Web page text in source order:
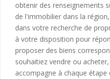
obtenir des renseignements
de l'immobilier dans la
dans votre recherche de
à votre disposition pour
proposer des biens
souhaitiez vendre ou
accompagne à chaque